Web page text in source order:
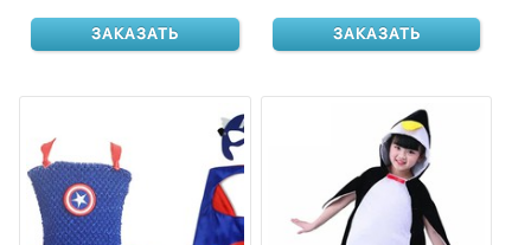
ЗАКАЗАТЬ ЗАКАЗАТЬ